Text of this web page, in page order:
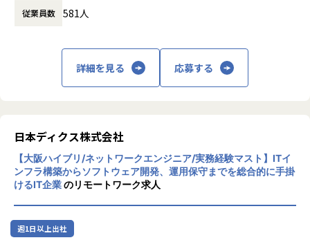
・経営と開発現場をつなぐAI戦略支援SaaS「Findy Team+」
dy-tools.io/）
・テックカンファレンスのプラットフォーム「Findy Confer
ence」（https://conference.findy-code.io/）
また、「技術立国日本を取り戻す」という設立趣意のもと、
2024年のインド進出を皮切りに、現在は韓国・台湾でも「Fi
ndy Team+」を展開しています。
業を1社でも多く生み出すことを目指し、まずは当社がグロ
※下記2部署いずれかに配属となります(ご経験やご希望領域
①金融業界メイン(クレジットカード領域・銀行等）のフロン
トシステムの開発・運用・保守を幅広く担う部署。
社員人数：約40名
お客様の業務課題に応じた最適な業務アプリケーション開発
社員人数：約60名
■配属事業本部
Webシステム開発（Java/Javascript）・Salesforce/クラウ
ド連携・チャットボット・RPA・AI活用などに特化した開発
事業本部です！
従業員数 581人
詳細を見る 応募する
日本ディクス株式会社
【大阪ハイブリ/ネットワークエンジニア/実務経験マスト】ITイ
ンフラ構築からソフトウェア開発、運用保守までを総合的に手掛
けるIT企業のリモートワーク求人
週1日以上出社